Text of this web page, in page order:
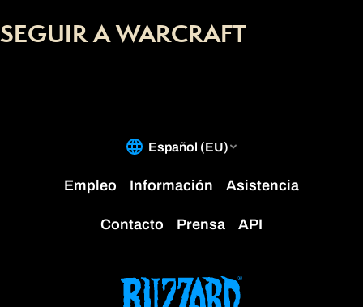
SEGUIR A WARCRAFT